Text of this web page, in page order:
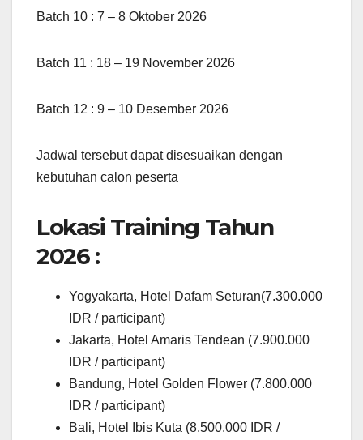
Batch 10 : 7 – 8 Oktober 2026
Batch 11 : 18 – 19 November 2026
Batch 12 : 9 – 10 Desember 2026
Jadwal tersebut dapat disesuaikan dengan
kebutuhan calon peserta
Lokasi Training Tahun
2026 :
Yogyakarta, Hotel Dafam Seturan(7.300.000
IDR / participant)
Jakarta, Hotel Amaris Tendean (7.900.000
IDR / participant)
Bandung, Hotel Golden Flower (7.800.000
IDR / participant)
Bali, Hotel Ibis Kuta (8.500.000 IDR /